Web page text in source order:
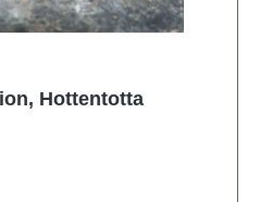
Hottentotta